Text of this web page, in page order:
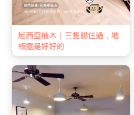
尼西亞柚木｜三隻貓住過，地
板還是好好的